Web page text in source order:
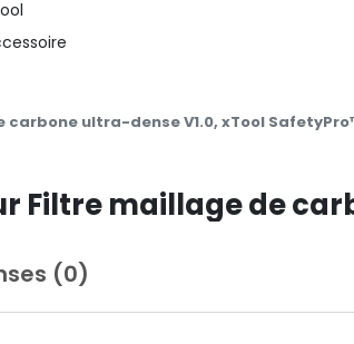
ultra-dense V1.0, xTool
Filtre maillage de
(0)